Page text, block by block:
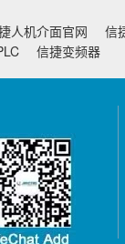
人机介面官网
信
信捷变频器